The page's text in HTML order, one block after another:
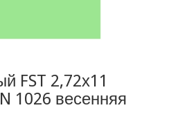
FST 2,72х11
1026 весенняя